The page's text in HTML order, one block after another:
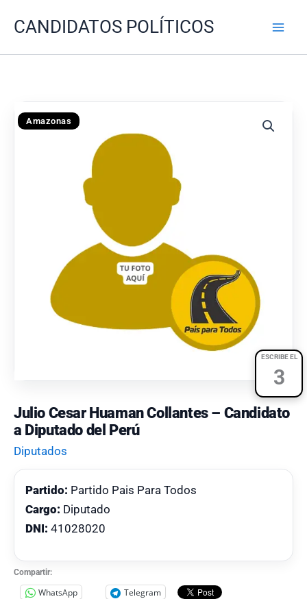
CANDIDATOS POLÍTICOS
ESCRIBE EL
3
Amazonas
Julio Cesar Huaman Collantes – Candidato
a Diputado del Perú
Diputados
Partido: Partido Pais Para Todos
Cargo: Diputado
DNI: 41028020
Compartir:
WhatsApp
Telegram